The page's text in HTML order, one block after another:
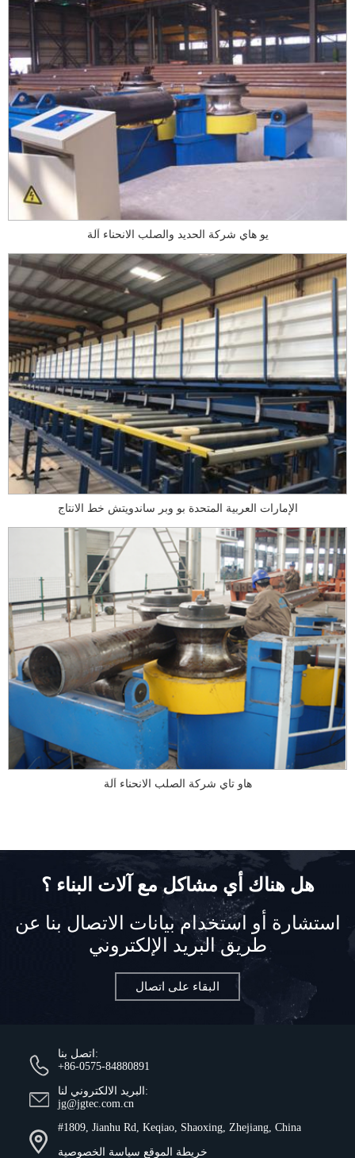
يو هاي شركة الحديد والصلب الانحناء آلة
الإمارات العربية المتحدة بو وبر ساندويتش خط الانتاج
هاو تاي شركة الصلب الانحناء آلة
هل هناك أي مشاكل مع آلات البناء ؟
استشارة أو استخدام بيانات الاتصال بنا عن
طريق البريد الإلكتروني
البقاء على اتصال
اتصل بنا:
+86-0575-84880891
البريد الالكتروني لنا:
jg@jgtec.com.cn
#1809, Jianhu Rd, Keqiao, Shaoxing, Zhejiang, China
خريطة الموقع سياسة الخصوصية